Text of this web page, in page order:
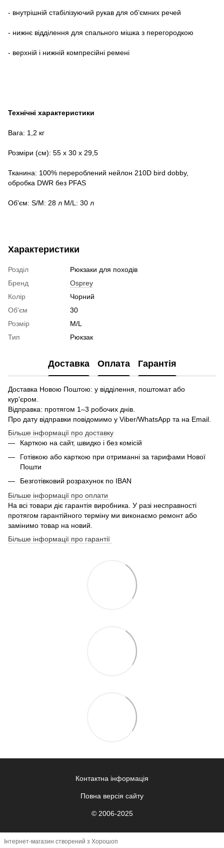
- внутрішній стабілізуючий рукав для об’ємних речей
- нижнє відділення для спального мішка з перегородкою
- верхній і нижній компресійні ремені
Технічні характеристики
Вага: 1,2 кг
Розміри (см): 55 x 30 x 29,5
Тканина: 100% перероблений нейлон 210D bird dobby,
обробка DWR без PFAS
Об'єм: S/M: 28 л M/L: 30 л
Характеристики
Розділ
Рюкзаки для походів
Бренд
Osprey
Колір
Чорний
Об'єм
30
Розмір
M/L
Тип
Рюкзак
Доставка Оплата Гарантія
Доставка Новою Поштою: у відділення, поштомат або
кур'єром.
Відправка: протягом 1–3 робочих днів.
Про дату відправки повідомимо у Viber/WhatsApp та на Email.
Більше інформації про доставку
Карткою на сайт, швидко і без комісій
Готівкою або карткою при отриманні за тарифами Нової
Пошти
Безготівковий розрахунок по IBAN
Більше інформації про оплати
На всі товари діє гарантія виробника. У разі несправності
протягом гарантійного терміну ми виконаємо ремонт або
замінимо товар на новий.
Більше інформації про гарантії
Контактна інформація
Повна версія сайту
© 2006-2025
Інтернет-магазин створений з Хорошоп